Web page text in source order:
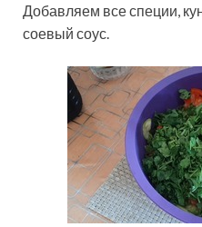
Добавляем все специи,
соевый соус.